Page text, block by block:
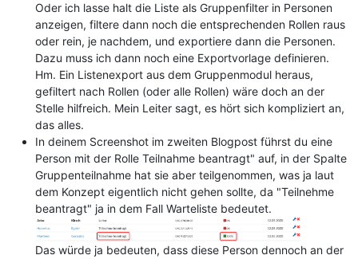
Oder ich lasse halt die Liste als Gruppenfilter in Personen
anzeigen, filtere dann noch die entsprechenden Rollen raus
oder rein, je nachdem, und exportiere dann die Personen.
Dazu muss ich dann noch eine Exportvorlage definieren.
Hm. Ein Listenexport aus dem Gruppenmodul heraus,
gefiltert nach Rollen (oder alle Rollen) wäre doch an der
Stelle hilfreich. Mein Leiter sagt, es hört sich kompliziert an,
das alles.
In deinem Screenshot im zweiten Blogpost führst du eine
Person mit der Rolle Teilnahme beantragt" auf, in der Spalte
Gruppenteilnahme hat sie aber teilgenommen, was ja laut
dem Konzept eigentlich nicht gehen sollte, da "Teilnehme
beantragt" ja in dem Fall Warteliste bedeutet.
Das würde ja bedeuten, dass diese Person dennoch an der